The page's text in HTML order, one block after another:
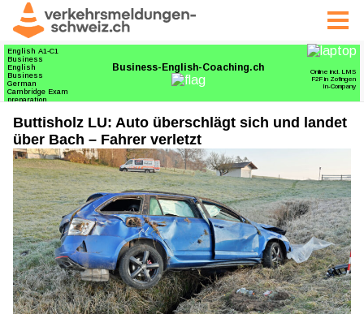
Buttisholz LU: Auto überschlägt sich und landet
über Bach – Fahrer verletzt